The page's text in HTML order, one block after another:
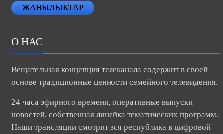
ЖАНЫЛЫКТАР
О НАС
Вещательная концепция телеканала содержит в своей
основе традиционные ценности семейного телевидения.
24 часа эфирного времени, оперативные выпуски
новостей, собственная линейка тематических программ.
Наши трансляции смотрит вся республика в цифровой